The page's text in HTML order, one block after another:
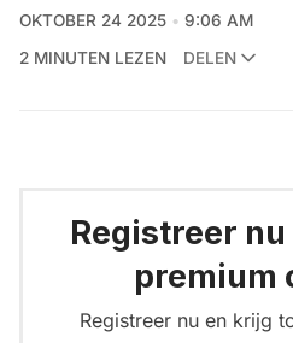
OKTOBER 24 2025
9:06 AM
2 MINUTEN LEZEN
DELEN
Registreer
premium
Registreer nu en krijg